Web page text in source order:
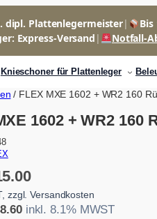
dipl. Plattenlegermeister|
Express-Versand | Notfall-
Knieschoner für Plattenleger
/ FLEX MXE 1602 + WR2 160
1602 + WR2 160
zzgl. Versandkosten
inkl. 8.1% MWST